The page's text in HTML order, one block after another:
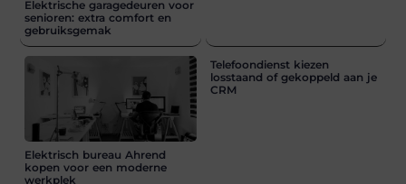
Elektrische garagedeuren voor
senioren: extra comfort en
gebruiksgemak
Elektrisch bureau Ahrend
kopen voor een moderne
werkplek
Telefoondienst kiezen
losstaand of gekoppeld aan je
CRM